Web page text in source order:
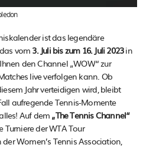
ist das legendäre
vom 3. Juli bis zum 16. Juli 2023in
den Channel „WOW“ zur
live verfolgen kann. Ob
Jahr verteidigen wird, bleibt
aufregende Tennis-Momente
Auf dem „The Tennis Channel“
der WTA Tour
Women’s Tennis Association,